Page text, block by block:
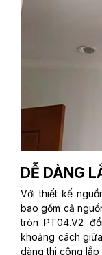
DỄ DÀNG
Với thiết kế
bao gồm cả
tròn PT04.V2
khoảng cách
dàng thi công lắp